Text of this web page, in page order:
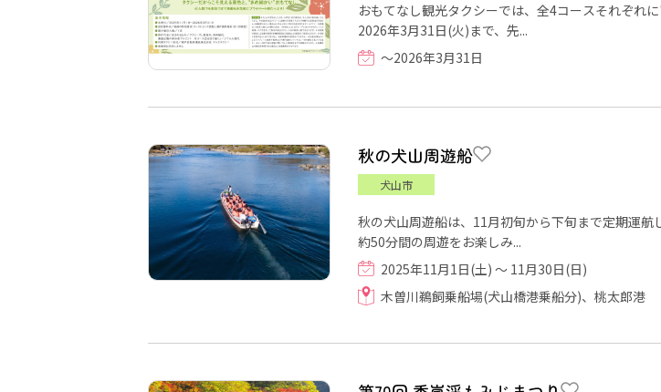
おもてなし観光タクシーでは、全4コースそれぞれ
2026年3月31日(火)まで、先...
～2026年3月31日
秋の犬山周遊船
犬山市
秋の犬山周遊船は、11月初旬から下旬まで定期運航
約50分間の周遊をお楽しみ...
2025年11月1日(土) ～ 11月30日(日)
木曽川鵜飼乗船場(犬山橋港乗船分)、桃太郎港